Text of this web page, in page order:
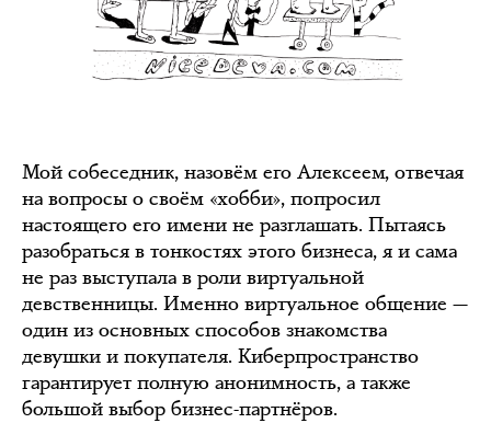
Мой собеседник, назовём его Алексеем, отвечая
на вопросы о своём «хобби», попросил
настоящего его имени не разглашать. Пытаясь
разобраться в тонкостях этого бизнеса, я и сама
не раз выступала в роли виртуальной
девственницы. Именно виртуальное общение —
один из основных способов знакомства
девушки и покупателя. Киберпространство
гарантирует полную анонимность, а также
большой выбор бизнес-партнёров.